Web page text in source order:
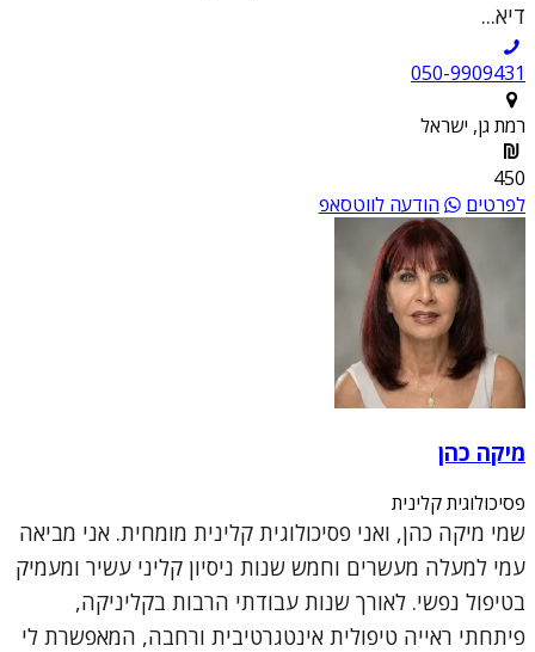
דיא...
050-9909431
רמת גן, ישראל
450
לפרטים
הודעה לווטסאפ
מיקה כהן
פסיכולוגית קלינית
שמי מיקה כהן, ואני פסיכולוגית קלינית מומחית. אני מביאה
עמי למעלה מעשרים וחמש שנות ניסיון קליני עשיר ומעמיק
בטיפול נפשי. לאורך שנות עבודתי הרבות בקליניקה,
פיתחתי ראייה טיפולית אינטגרטיבית ורחבה, המאפשרת לי